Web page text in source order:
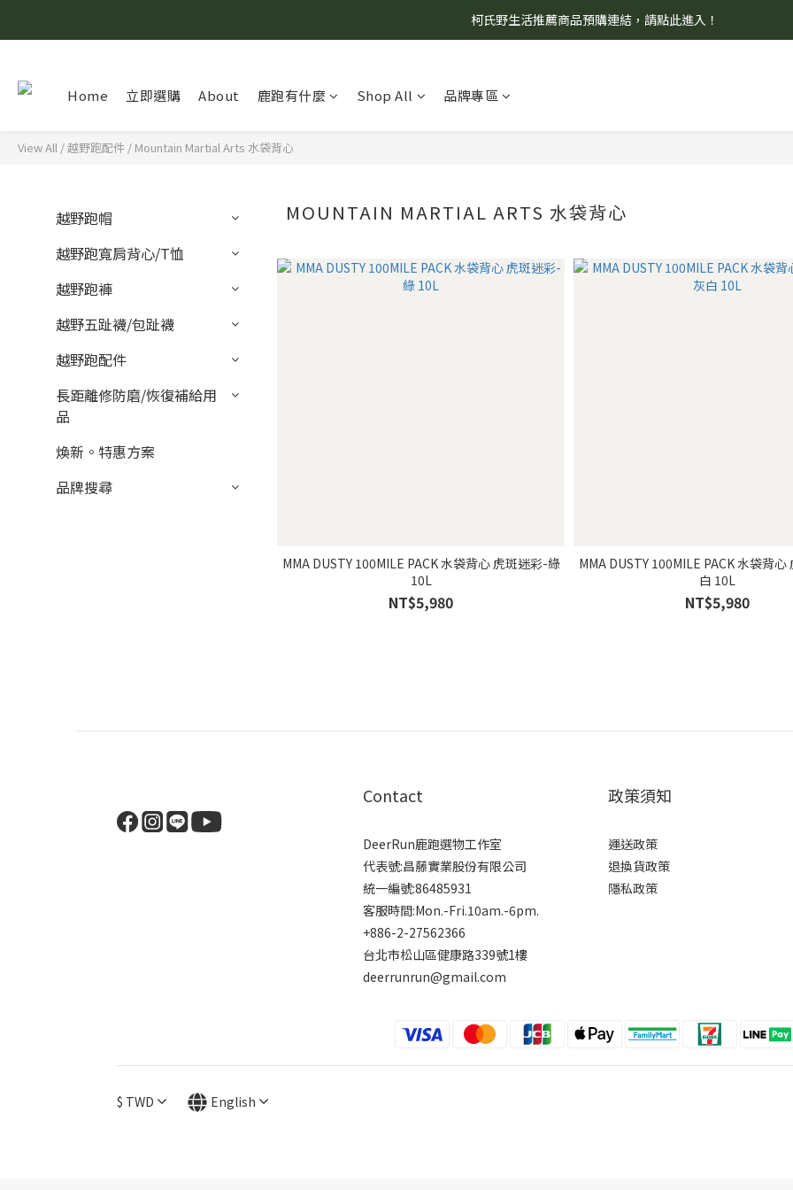
8/7 當天暫停開放工作室。請見諒！
柯氏野生活推薦商品預購連結，請點此進入！
Home 立即選購 About 鹿跑有什麼 Shop All 品牌專區
View All /越野跑配件 / Mountain Martial Arts 水袋背心
越野跑帽
越野跑寬肩背心/T恤
越野跑褲
越野五趾襪/包趾襪
越野跑配件
長距離修防磨/恢復補給用
品
煥新。特惠方案
品牌搜尋
MOUNTAIN MARTIAL ARTS 水袋背心
MMA DUSTY 100MILE PACK 水袋背心 虎斑迷彩-綠
10L
NT$5,980
MMA DUSTY 100MILE PACK 水袋背
白 10L
NT$5,980
Contact
DeerRun鹿跑選物工作室
代表號:昌藤實業股份有限公司
統一編號:86485931
客服時間:Mon.-Fri.10am.-6pm.
+886-2-27562366
台北市松山區健康路339號1樓
deerrunrun@gmail.com
政策須知
運送政策
退換貨政策
隱私政策
$ TWD English